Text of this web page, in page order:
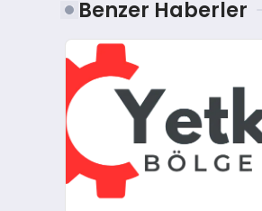
Benzer Haberler